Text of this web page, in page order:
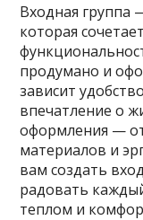
Входная группа
которая
продумано и
зависит
впечатление о
оформления —
материалов и
вам создать
радовать
теплом и